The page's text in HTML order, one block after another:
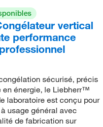
vertical
performance
sécurisé, précis
en énergie, le Liebherr™
laboratoire est conçu pour
usage général avec
de fabrication sur